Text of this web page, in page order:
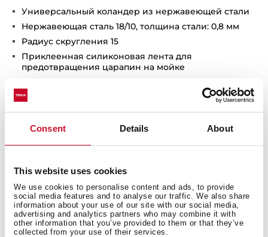
Consent Details About
This website uses cookies
We use cookies to personalise content and ads, to provide
social media features and to analyse our traffic. We also share
information about your use of our site with our social media,
advertising and analytics partners who may combine it with
other information that you’ve provided to them or that they’ve
collected from your use of their services.
Универсальный коландер из нержавеющей стали
Нержавеющая сталь 18/10, толщина стали: 0,8 мм
Радиус скругления 15
Приклеенная силиконовая лента для
предотвращения царапин на мойке
Превосходно подходит для любой мойки с чашей
Подробное описание